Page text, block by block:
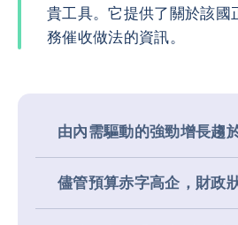
貴工具。它提供了關於該國
務催收做法的資訊。
由內需驅動的強勁增長趨
儘管預算赤字高企，財政